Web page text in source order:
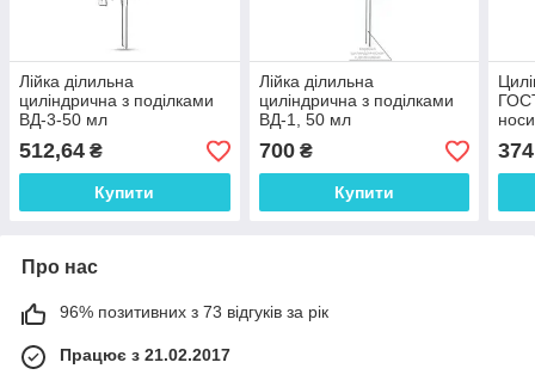
Лійка ділильна
циліндрична з поділками
ВД-3-50 мл
512,64 ₴
Купити
Лійка ділильна
циліндрична з поділками
ВД-1, 50 мл
700₴
Купити
Про нас
96% позитивних з 73 відгуків за рік
Працює з 21.02.2017